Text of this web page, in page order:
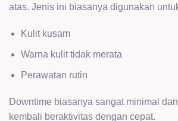
atas. Jenis ini biasanya digunakan
Kulit kusam
Warna kulit tidak merata
Perawatan rutin
Downtime biasanya sangat minimal
kembali beraktivitas dengan cepat.